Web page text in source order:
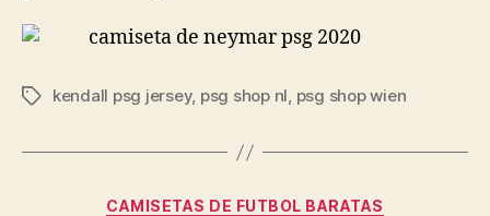
Etiquetas
kendall psg jersey, psg shop nl, psg shop wien
Categorías
CAMISETAS DE FUTBOL BARATAS